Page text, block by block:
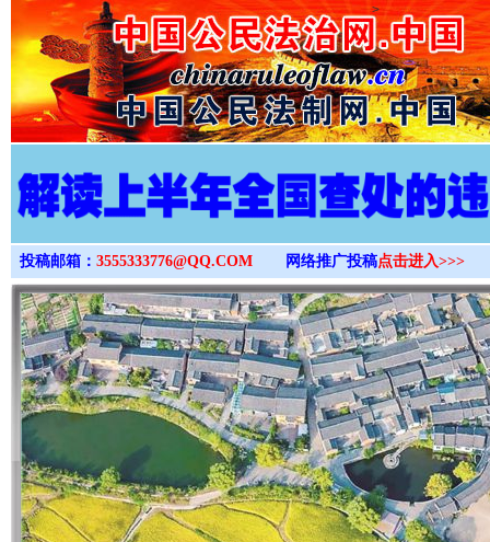
>
投稿邮箱： 3555333776@QQ.COM 网络推广投稿点击进入>>>